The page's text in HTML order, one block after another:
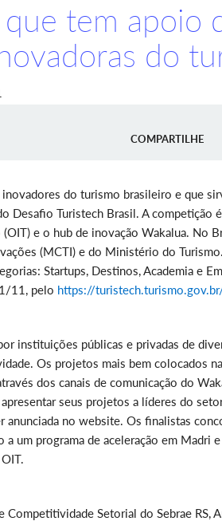
tem apoio
do
COMPARTILHE
do turismo brasileiro e que
Desafio Turistech Brasil. A competição
(OIT) e o hub de inovação Wakalua. No
(MCTI) e do Ministério do
Startups, Destinos, Academia e
11, pelo https://
instituições públicas e privadas de
Os projetos mais bem colocados
dos canais de comunicação do
seus projetos a líderes do
anunciada no website. Os finalistas
a um programa de aceleração em Madri
Competitividade Setorial do Sebrae